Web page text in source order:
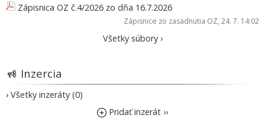
Zápisnica OZ č.4/2026 zo dňa 16.7.2026
Zápisnice zo zasadnutia OZ, 24. 7. 14:02
Všetky súbory ›
Inzercia
› Všetky inzeráty (0)
Pridať inzerát ››